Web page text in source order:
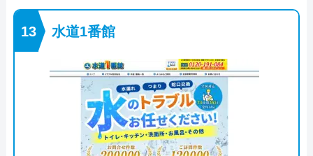
水道1番館